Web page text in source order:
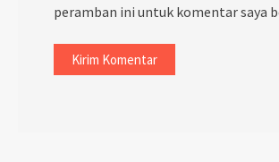
peramban ini untuk komentar saya